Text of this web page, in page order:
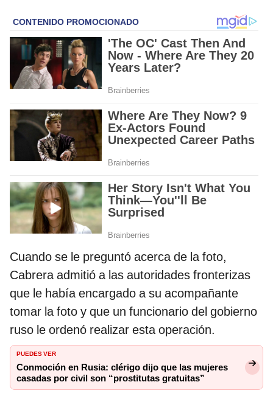
Cuando se le preguntó acerca de la foto,
Cabrera admitió a las autoridades fronterizas
que le había encargado a su acompañante
tomar la foto y que un funcionario del gobierno
ruso le ordenó realizar esta operación.
PUEDES VER
Conmoción en Rusia: clérigo dijo que las mujeres
casadas por civil son “prostitutas gratuitas”